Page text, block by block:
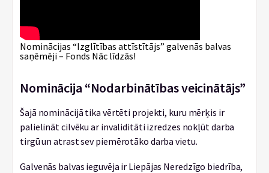
Nominācijas “Izglītības attīstītājs” galvenās balvas
saņēmēji – Fonds Nāc līdzās!
Nominācija “Nodarbinātības veicinātājs”
Šajā nominācijā tika vērtēti projekti, kuru mērķis ir
palielināt cilvēku ar invaliditāti izredzes nokļūt darba
tirgū un atrast sev piemērotāko darba vietu.
Galvenās balvas ieguvēja ir Liepājas Neredzīgo biedrība,